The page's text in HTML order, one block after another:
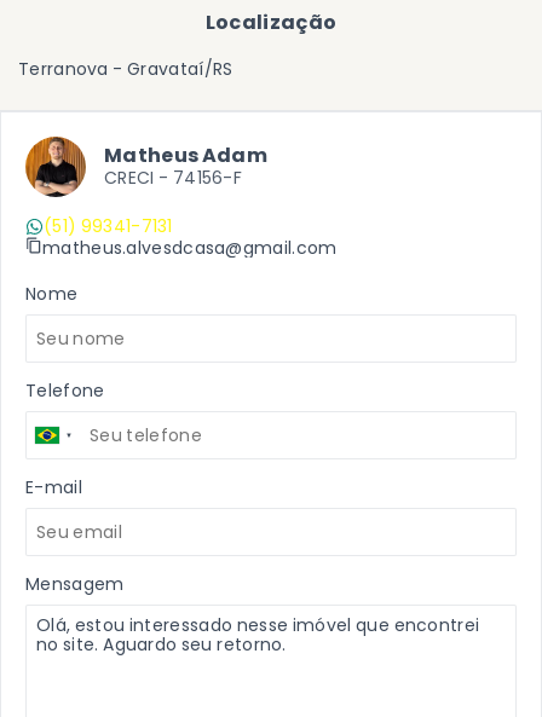
Localização
Terranova - Gravataí/RS
Matheus Adam
CRECI - 74156-F
(51) 99341-7131
matheus.alvesdcasa@gmail.com
Nome
Telefone
E-mail
Mensagem